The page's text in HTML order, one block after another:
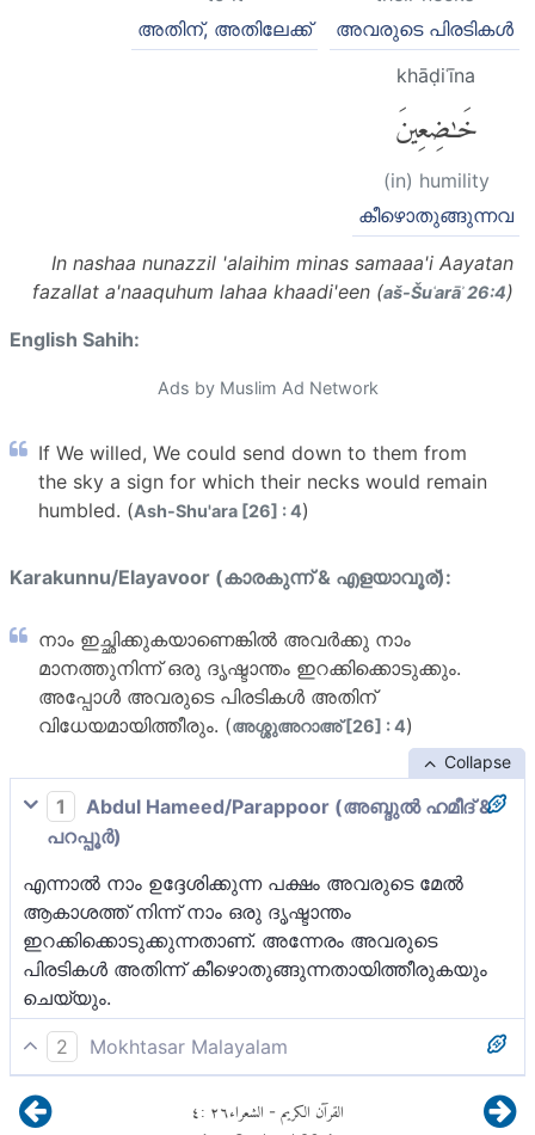
അവരുടെ പിരടികള്‍
അതിന്, അതിലേക്ക്
khāḍiʿīna
خَٰضِعِينَ
(in) humility
കീഴൊതുങ്ങുന്നവ
In nashaa nunazzil 'alaihim minas samaaa'i Aayatan
fazallat a'naaquhum lahaa khaadi'een (aš-Šuʿarāʾ 26:4)
English Sahih:
Ads by Muslim Ad Network
If We willed, We could send down to them from
the sky a sign for which their necks would remain
humbled. (Ash-Shu'ara [26] : 4)
Karakunnu/Elayavoor (കാരകുന്ന് & എളയാവൂര്):
നാം ഇച്ഛിക്കുകയാണെങ്കില്‍ അവര്‍ക്കു നാം
മാനത്തുനിന്ന് ഒരു ദൃഷ്ടാന്തം ഇറക്കിക്കൊടുക്കും.
അപ്പോള്‍ അവരുടെ പിരടികള്‍ അതിന്
വിധേയമായിത്തീരും. (അശ്ശുഅറാഅ് [26] : 4)
Collapse
1
Abdul Hameed/Parappoor (അബ്ദുല്‍ ഹമീദ് &
പറപ്പൂര്‍)
എന്നാല്‍ ‍നാം ഉദ്ദേശിക്കുന്ന പക്ഷം അവരുടെ മേല്‍
ആകാശത്ത് നിന്ന് നാം ഒരു ദൃഷ്ടാന്തം
ഇറക്കിക്കൊടുക്കുന്നതാണ്. അന്നേരം അവരുടെ
പിരടികള്‍ അതിന്ന് കീഴൊതുങ്ങുന്നതായിത്തീരുകയും
ചെയ്യും.
2
Mokhtasar Malayalam
ആകാശത്ത് നിന്ന് അവർക്ക് മേൽ ഒരു ദൃഷ്ടാന്തം
ഇറക്കണമെന്ന് നാം ഉദ്ദേശിച്ചിരുന്നെങ്കിൽ അപ്രകാരം
القرآن الكريم - الشعراء٢٦:٤